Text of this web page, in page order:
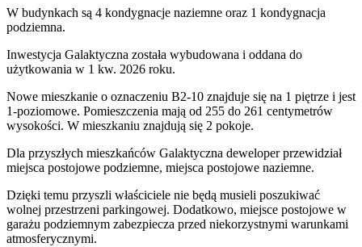
W budynkach są 4 kondygnacje naziemne oraz 1 kondygnacja
podziemna.
Inwestycja Galaktyczna została wybudowana i oddana do
użytkowania w 1 kw. 2026 roku.
Nowe mieszkanie o oznaczeniu B2-10 znajduje się na 1 piętrze i jest
1-poziomowe. Pomieszczenia mają od 255 do 261 centymetrów
wysokości. W mieszkaniu znajdują się 2 pokoje.
Dla przyszłych mieszkańców Galaktyczna deweloper przewidział
miejsca postojowe podziemne, miejsca postojowe naziemne.
Dzięki temu przyszli właściciele nie będą musieli poszukiwać
wolnej przestrzeni parkingowej. Dodatkowo, miejsce postojowe w
garażu podziemnym zabezpiecza przed niekorzystnymi warunkami
atmosferycznymi.